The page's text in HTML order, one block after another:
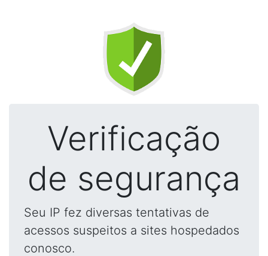
Verificação
de segurança
Seu IP fez diversas tentativas de
acessos suspeitos a sites hospedados
conosco.